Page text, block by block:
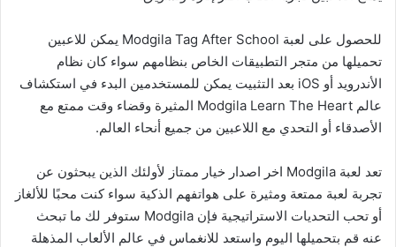
للحصول على لعبة Modgila Tag After School يمكن للاعبين
تحميلها من متجر التطبيقات الخاص بنظامهم سواء كان نظام
الأندرويد أو iOS بعد التثبيت يمكن للمستخدمين البدء في استكشاف
عالم Modgila Learn The Heart المثيرة وقضاء وقت ممتع مع
الأصدقاء أو التحدي مع اللاعبين من جميع أنحاء العالم.
تعد لعبة Modgila اخر اصدار خيار ممتاز لأولئك الذين يبحثون عن
تجربة لعبة ممتعة ومثيرة على هواتفهم الذكية سواء كنت محبًا للألغاز
أو تحب التحديات الاستراتيجية فإن Modgila ستوفر لك ما تبحث
عنه قم بتحميلها اليوم واستعد للانغماس في عالم الألعاب المذهلة